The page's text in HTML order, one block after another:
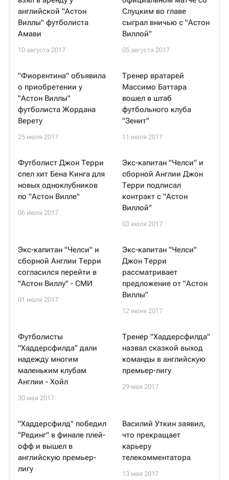
английской "Астон
Виллы" футболиста
Амави
10 августа 2017
Слуцким во главе
сыграл вничью с "Астон
Виллой"
05 августа 2017
"Фиорентина" объявила
о приобретении у
"Астон Виллы"
футболиста Жордана
Верету
25 июля 2017
Тренер вратарей
Массимо Баттара
вошел в штаб
футбольного клуба
"Зенит"
11 июля 2017
Футболист Джон Терри
спел хит Бена Кинга для
новых одноклубников
по "Астон Вилле"
06 июля 2017
Экс-капитан "Челси" и
сборной Англии Джон
Терри подписал
контракт с "Астон
Виллой"
03 июля 2017
Экс-капитан "Челси" и
сборной Англии Терри
согласился перейти в
"Астон Виллу" - СМИ
01 июля 2017
Экс-капитан "Челси"
Джон Терри
рассматривает
предложение от "Астон
Виллы"
12 июня 2017
Футболисты
"Хаддерсфилда" дали
надежду многим
маленьким клубам
Англии - Хойл
30 мая 2017
Тренер "Хаддерсфилда"
назвал сказкой выход
команды в английскую
премьер-лигу
29 мая 2017
"Хаддерсфилд" победил
"Рединг" в финале плей-
офф и вышел в
английскую премьер-
лигу
Василий Уткин заявил,
что прекращает
карьеру
телекомментатора
13 мая 2017